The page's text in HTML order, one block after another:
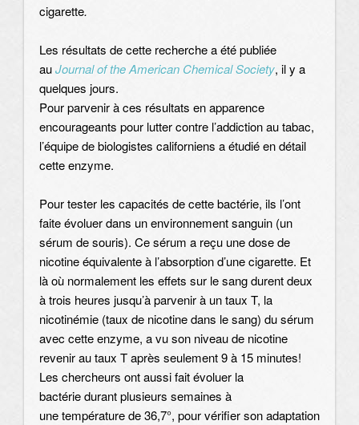
cigarette.
Les résultats de cette recherche a été publiée
auJournal of the American Chemical Society, il y a
quelques jours.
Pour parvenir à ces résultats en apparence
encourageants pour lutter contre l’addiction au tabac,
l’équipe de biologistes californiens a étudié en détail
cette enzyme.
Pour tester les capacités de cette bactérie, ils l’ont
faite évoluer dans un environnement sanguin (un
sérum de souris). Ce sérum a reçu une dose de
nicotine équivalente à l’absorption d’une cigarette. Et
là où normalement les effets sur le sang durent deux
à trois heures jusqu’à parvenir à un taux T, la
nicotinémie (taux de nicotine dans le sang) du sérum
avec cette enzyme, a vu son niveau de nicotine
revenir au taux T après seulement 9 à 15 minutes!
Les chercheurs ont aussi fait évoluer la
bactérie durant plusieurs semaines à
une température de 36,7°, pour vérifier son adaptation